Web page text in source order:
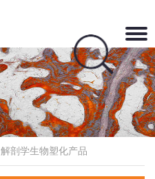
Toggle
解剖学生物塑化产品